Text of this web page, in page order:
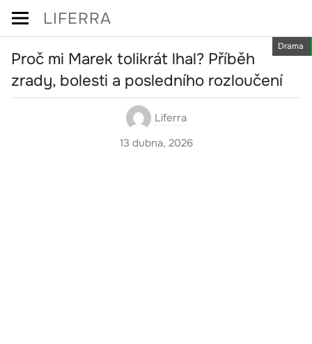
Skip
content
LIFERRA
Drama
Proč mi Marek tolikrát lhal? Příběh
zrady, bolesti a posledního rozloučení
Liferra
13 dubna, 2026